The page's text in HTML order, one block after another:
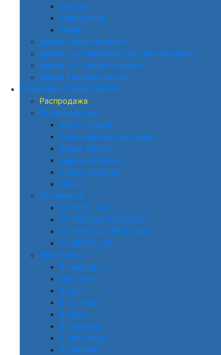
Россия
Белоруссия
Китай
Двери новые входные
Двери с установкой под ключ входные
Двери со склада входные
Двери входные оптом
МЕЖКОМНАТНЫЕ ДВЕРИ
Распродажа
Производитель
Аргус (Argus)
Александровские двери
Браво (Bravo)
Двери Барнаула
Епорта (Eporta)
Оникс
Стоимость
До 5000 руб
От 5000 до 10000 руб
От 10000 до 18000 руб
От 18000 руб
Назначение
В квартиру
Для дачи
В дом
В коттедж
В офис
В коридор
В прихожую
В спальню